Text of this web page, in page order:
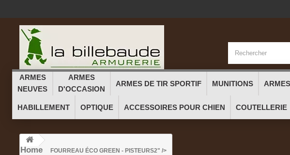
ARMES
NEUVES
ARMES
D'OCCASION
ARMES DE TIR SPORTIF MUNITIONS
HABILLEMENT OPTIQUE ACCESSOIRES POUR CHIEN COUTELLERIE
Home FOURREAU ÉCO GREEN - PISTEURS2" />